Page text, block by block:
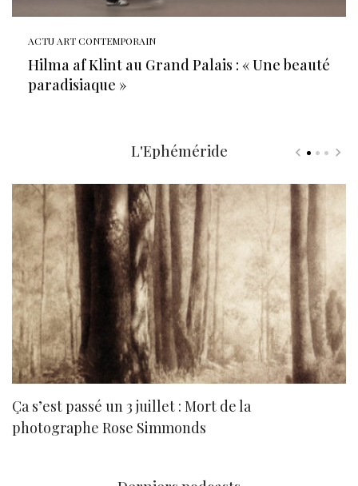
ACTU ART CONTEMPORAIN
Hilma af Klint au Grand Palais : « Une beauté
paradisiaque »
L'Ephéméride
Ça s’est passé un 3 juillet : Mort de la
photographe Rose Simmonds